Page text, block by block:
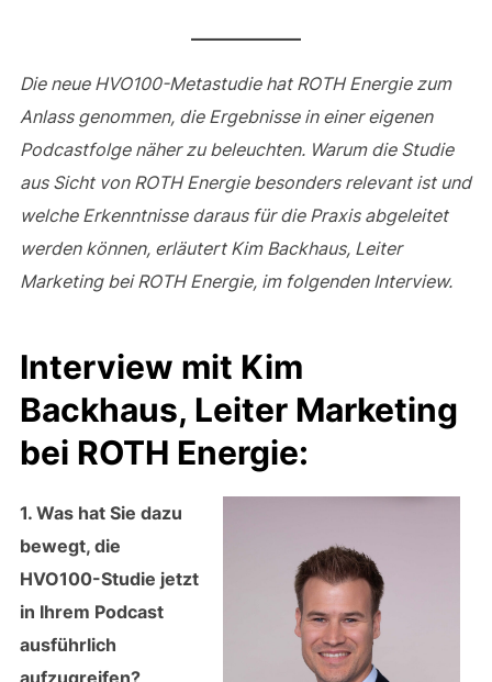
Die neue HVO100-Metastudie hat ROTH Energie zum
Anlass genommen, die Ergebnisse in einer eigenen
Podcastfolge näher zu beleuchten. Warum die Studie
aus Sicht von ROTH Energie besonders relevant ist und
welche Erkenntnisse daraus für die Praxis abgeleitet
werden können, erläutert Kim Backhaus, Leiter
Marketing bei ROTH Energie, im folgenden Interview.
Interview mit Kim
Backhaus, Leiter Marketing
bei ROTH Energie:
1. Was hat Sie dazu
bewegt, die
HVO100-Studie jetzt
in Ihrem Podcast
ausführlich
aufzugreifen?